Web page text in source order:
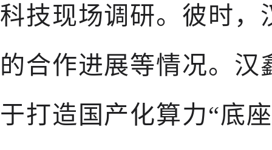
科技现场调研。彼时，
的合作进展等情况。
于打造国产化算力“底